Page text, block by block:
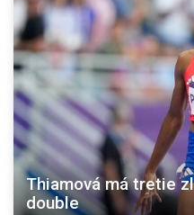
Thiamová má tretie
double